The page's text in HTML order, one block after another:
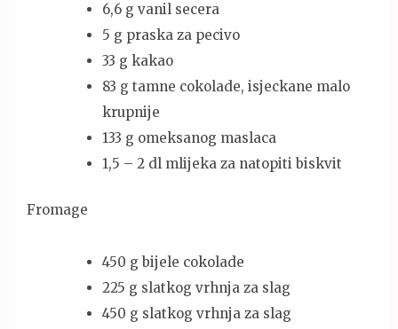
6,6 g vanil secera
5 g praska za pecivo
33 g kakao
83 g tamne cokolade, isjeckane malo
krupnije
133 g omeksanog maslaca
1,5 – 2 dl mlijeka za natopiti biskvit
Fromage
450 g bijele cokolade
225 g slatkog vrhnja za slag
450 g slatkog vrhnja za slag